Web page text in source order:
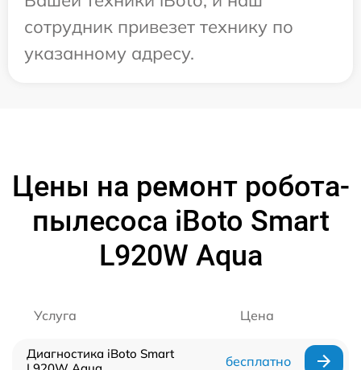
сотрудник привезет технику по
указанному адресу.
Цены на ремонт робота-
пылесоса iBoto Smart
L920W Aqua
Услуга Цена
Диагностика iBoto Smart
бесплатно